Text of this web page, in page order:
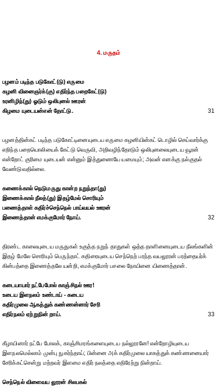
4. மருதம்
பழனம் படிந்த படுகோட்(டு) எருமை
கழனி வினைஞர்க்(கு) எதிர்ந்த பறைகேட்(டு)
உரனிழிந்(து) ஓடும் ஒலிபுனல் ஊரன்
கிழமை யுடையன்என் தோட்டு.
31
பழனத்தின்கட் படிந்த படுகோட்டினையுடைய எருமை கழனியின்கட் டொழில் செய்வார்க்கு
எறிந்த பறையொலியைக் கேட்டு வெருவி, அறிவழிந்தோடும் ஒலிபுனலையுடைய வூரன்
என்றோட் குரிமை யுடையன் என்னும் இத்துணையே யமையும்; அவன் எனக்கு நல்குதல்
வேண்டுவதில்லை.
கணைக்கால் நெடுமருது கான்ற நறுந்தா(து)
இணைக்கால் நீலத்(து) இதழ்மேல் சொரியும்
பணைத்தாள் கதிர்ச்செந்நெல் பாய்வயல் ஊரன்
இணைத்தான் எமக்குமோர் நோய்.
32
திரண்ட காலையுடைய மருதுகள் உகுத்த நறுந் தாதுகள் ஒத்த தாளினையுடைய நீலங்களின்
இதழ் மேலே சொரியும் பெருந்தாட் கதிரையுடைய செந்நெற் பரந்த வயலூரன் பரத்தையர்க்
கின்பத்தை இணைத்தலே யன்றி, எமக்குமோர் பசலை நோயினை யிணைத்தான்.
கடையாயார் நட்பேபோல் காஞ்சிநல் ஊர!
உடைய இளநலம் உண்டாய் - கடைய
கதிர்முலை ஆகத்துக் கண்ணன்னார் சேரி
எதிர்நலம் ஏற்றுநின் றாய்.
33
கீழாயினார் நட்பே போலக், காஞ்சிமரங்களையுடைய நல்லூரனே! என்றோழியுடைய
இளநலமெல்லாம் முன்பு நுகர்ந்தாய்; பின்னை அக் கதிர்முலை யாகத்துக் கண்ணனையார்
சேரிக்கட்சென்று மற்றவர் இளமை எதிர் நலத்தை எதிரேற்று நின்றாய்.
செந்நெல் விளைவய லூரன் சிலபகல்